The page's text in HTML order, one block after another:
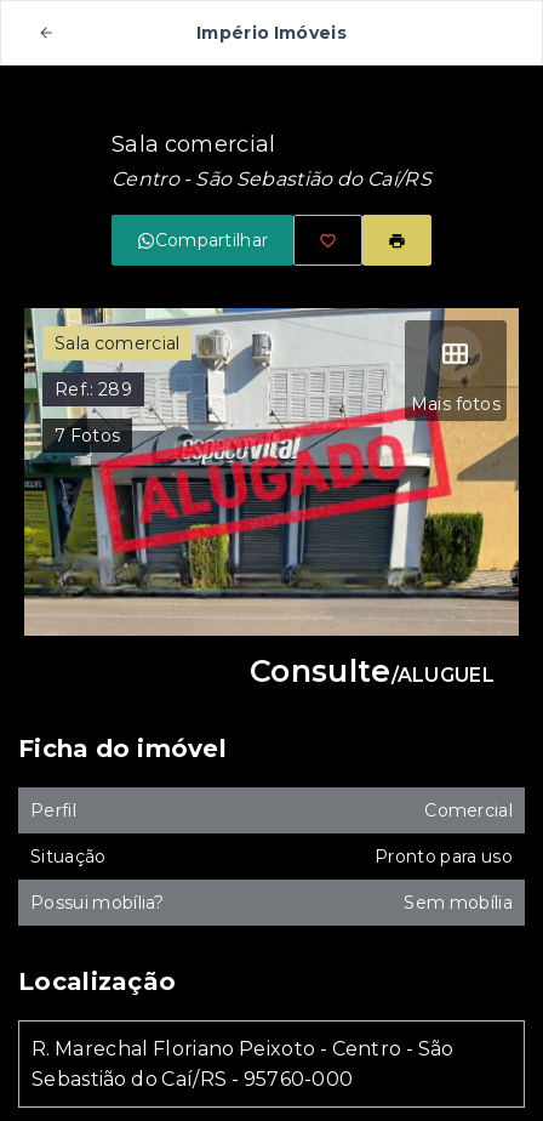
Império Imóveis
Sala comercial
Centro - São Sebastião do Caí/RS
Compartilhar
Mais fotos
Sala comercial
Ref.:289
7Fotos
Consulte/ALUGUEL
Localização
R. Marechal Floriano Peixoto - Centro - São
Sebastião do Caí/RS - 95760-000
Ficha do imóvel
Perfil Comercial
Situação Pronto para uso
Possui mobília? Sem mobília